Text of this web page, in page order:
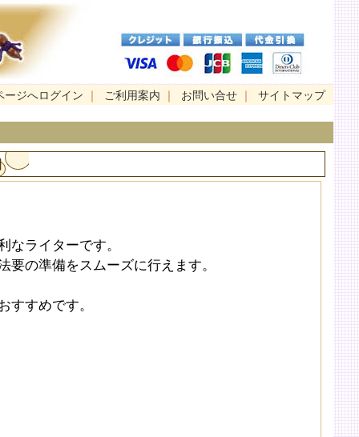
ージへログイン ｜ ご利用案内 ｜ お問い合せ ｜ サイトマップ
なライターです。
の準備をスムーズに行えます。
すすめです。